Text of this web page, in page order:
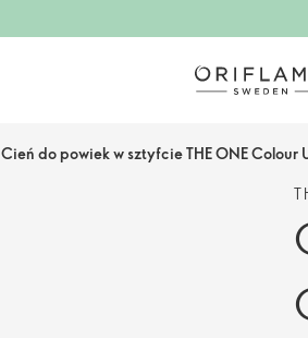
Cień do powiek w sztyfcie THE ONE Colour